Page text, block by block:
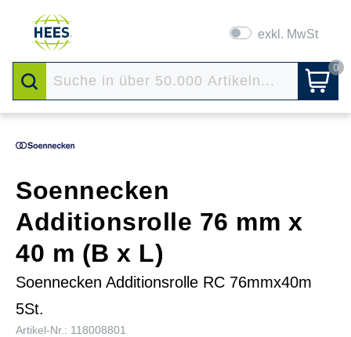
exkl. MwSt
0
Soennecken
Additionsrolle 76 mm x
40 m (B x L)
Soennecken Additionsrolle RC 76mmx40m
5St.
Artikel-Nr.: 118008801